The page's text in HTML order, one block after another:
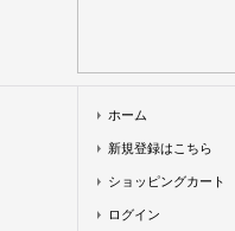
ホーム
新規登録はこちら
ショッピングカート
ログイン